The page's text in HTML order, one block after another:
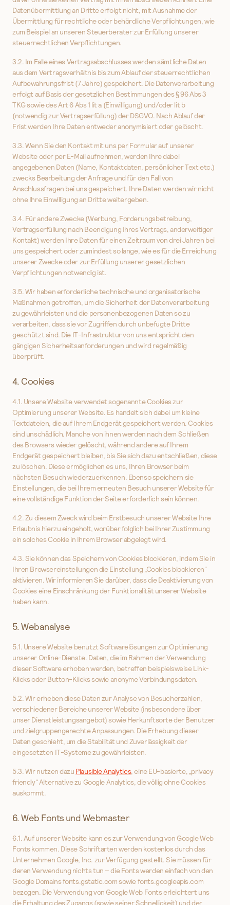
Datenübermittlung an Dritte erfolgt nicht, mit Ausnahme der
Übermittlung für rechtliche oder behördliche Verpflichtungen, wie
zum Beispiel an unseren Steuerberater zur Erfüllung unserer
steuerrechtlichen Verpflichtungen.
3.2. Im Falle eines Vertragsabschlusses werden sämtliche Daten
aus dem Vertragsverhältnis bis zum Ablauf der steuerrechtlichen
Aufbewahrungsfrist (7 Jahre) gespeichert. Die Datenverarbeitung
erfolgt auf Basis der gesetzlichen Bestimmungen des § 96 Abs 3
TKG sowie des Art 6 Abs 1 lit a (Einwilligung) und/oder lit b
(notwendig zur Vertragserfüllung) der DSGVO. Nach Ablauf der
Frist werden Ihre Daten entweder anonymisiert oder gelöscht.
3.3. Wenn Sie den Kontakt mit uns per Formular auf unserer
Website oder per E-Mail aufnehmen, werden Ihre dabei
angegebenen Daten (Name, Kontaktdaten, persönlicher Text etc.)
zwecks Bearbeitung der Anfrage und für den Fall von
Anschlussfragen bei uns gespeichert. Ihre Daten werden wir nicht
ohne Ihre Einwilligung an Dritte weitergeben.
3.4. Für andere Zwecke (Werbung, Forderungsbetreibung,
Vertragserfüllung nach Beendigung Ihres Vertrags, anderweitiger
Kontakt) werden Ihre Daten für einen Zeitraum von drei Jahren bei
uns gespeichert oder zumindest so lange, wie es für die Erreichung
unserer Zwecke oder zur Erfüllung unserer gesetzlichen
Verpflichtungen notwendig ist.
3.5. Wir haben erforderliche technische und organisatorische
Maßnahmen getroffen, um die Sicherheit der Datenverarbeitung
zu gewährleisten und die personenbezogenen Daten so zu
verarbeiten, dass sie vor Zugriffen durch unbefugte Dritte
geschützt sind. Die IT-Infrastruktur von uns entspricht den
gängigen Sicherheitsanforderungen und wird regelmäßig
überprüft.
4. Cookies
4.1. Unsere Website verwendet sogenannte Cookies zur
Optimierung unserer Website. Es handelt sich dabei um kleine
Textdateien, die auf Ihrem Endgerät gespeichert werden. Cookies
sind unschädlich. Manche von ihnen werden nach dem Schließen
des Browsers wieder gelöscht, während andere auf Ihrem
Endgerät gespeichert bleiben, bis Sie sich dazu entschließen, diese
zu löschen. Diese ermöglichen es uns, Ihren Browser beim
nächsten Besuch wiederzuerkennen. Ebenso speichern sie
Einstellungen, die bei Ihrem erneuten Besuch unserer Website für
eine vollständige Funktion der Seite erforderlich sein können.
4.2. Zu diesem Zweck wird beim Erstbesuch unserer Website Ihre
Erlaubnis hierzu eingeholt, worüber folglich bei Ihrer Zustimmung
ein solches Cookie in Ihrem Browser abgelegt wird.
4.3. Sie können das Speichern von Cookies blockieren, indem Sie in
Ihren Browsereinstellungen die Einstellung „Cookies blockieren“
aktivieren. Wir informieren Sie darüber, dass die Deaktivierung von
Cookies eine Einschränkung der Funktionalität unserer Website
haben kann.
5. Webanalyse
5.1. Unsere Website benutzt Softwarelösungen zur Optimierung
unserer Online-Dienste. Daten, die im Rahmen der Verwendung
dieser Software erhoben werden, betreffen beispielsweise Link-
Klicks oder Button-Klicks sowie anonyme Verbindungsdaten.
5.2. Wir erheben diese Daten zur Analyse von Besucherzahlen,
verschiedener Bereiche unserer Website (insbesondere über
unser Dienstleistungsangebot) sowie Herkunftsorte der Benutzer
und zielgruppengerechte Anpassungen. Die Erhebung dieser
Daten geschieht, um die Stabilität und Zuverlässigkeit der
eingesetzten IT-Systeme zu gewährleisten.
5.3. Wir nutzen dazu Plausible Analytics, eine EU-basierte, „privacy
friendly“ Alternative zu Google Analytics, die völlig ohne Cookies
auskommt.
6. Web Fonts und Webmaster
6.1. Auf unserer Website kann es zur Verwendung von Google Web
Fonts kommen. Diese Schriftarten werden kostenlos durch das
Unternehmen Google, Inc. zur Verfügung gestellt. Sie müssen für
deren Verwendung nichts tun – die Fonts werden einfach von den
Google Domains fonts.gstatic.com sowie fonts.googleapis.com
bezogen. Die Verwendung von Google Web Fonts erleichtert uns
die Erhaltung des Zugangs (sowie seiner Schnelligkeit) und der